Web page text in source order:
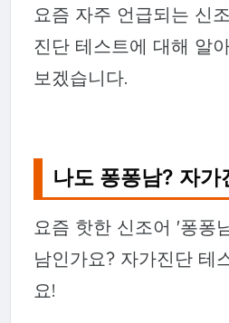
요즘 자주 언급되는 신
진단 테스트에 대해 알
보겠습니다.
나도 퐁퐁남? 자가
요즘 핫한 신조어 '퐁퐁
남인가요? 자가진단 테
요!